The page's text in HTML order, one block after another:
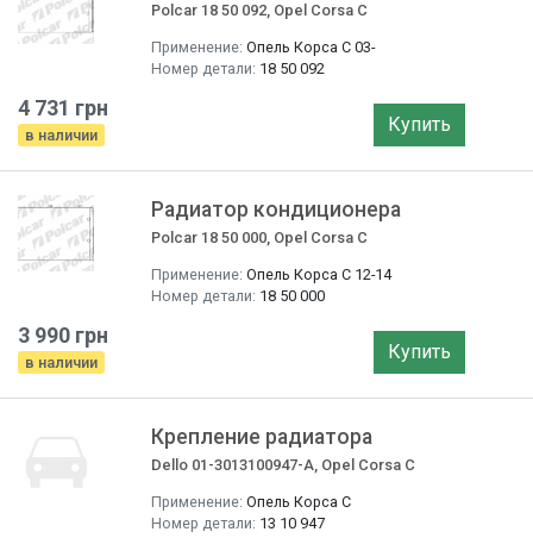
Polcar 18 50 092, Opel Corsa C
Применение: Опель Корса C 03-
Номер детали: 18 50 092
4 731 грн
в наличии Купить
Радиатор кондиционера
Polcar 18 50 000, Opel Corsa C
Применение: Опель Корса C 12-14
Номер детали: 18 50 000
3 990 грн
в наличии Купить
Крепление радиатора
Dello 01-3013100947-A, Opel Corsa C
Применение: Опель Корса C
Номер детали: 13 10 947